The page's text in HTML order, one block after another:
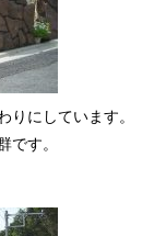
りにしています。
です。